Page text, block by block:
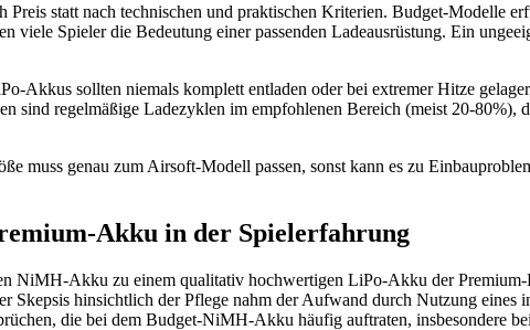
statt nach technischen und praktischen Kriterien. Budget-Modelle
viele Spieler die Bedeutung einer passenden Ladeausrüstung. Ein
Akkus sollten niemals komplett entladen oder bei extremer Hitze
sind regelmäßige Ladezyklen im empfohlenen Bereich (meist 20-
muss genau zum Airsoft-Modell passen, sonst kann es zu
Akku in der Spielerfahrung
NiMH-Akku zu einem qualitativ hochwertigen LiPo-Akku der Premium-
Skepsis hinsichtlich der Pflege nahm der Aufwand durch Nutzung
die bei dem Budget-NiMH-Akku häufig auftraten, insbesondere